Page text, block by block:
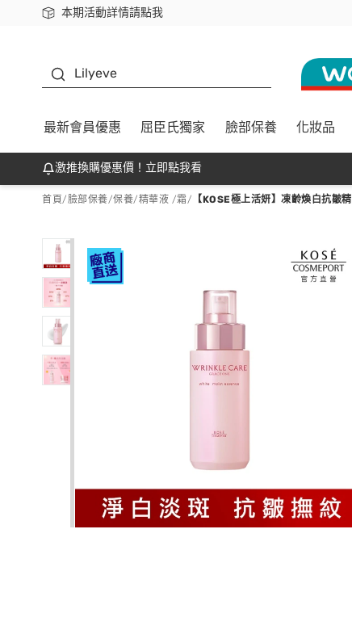
本期活動詳情請點我
下載app最高回饋$350
Lilyeve
最新會員優惠 屈臣氏獨家 臉部保養 化妝品
激推換購優惠價！立即點我看
首頁/臉部保養/保養/精華液 /霜/ 【KOSE極上活妍】凍齡煥白抗皺